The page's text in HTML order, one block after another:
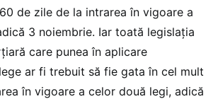
de zile de la intrarea în vigoare a
3 noiembrie. Iar toată legislația
care punea în aplicare
ar fi trebuit să fie gata în cel mult
în vigoare a celor două legi, adică